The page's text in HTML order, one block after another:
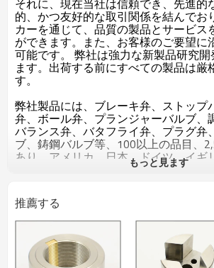
それに、現在当社は信頼でき、先進的
的、かつ友好的な取引関係を結んでお
カーを通じて、品質の製品とサービス
ができます。また、お客様のご要望に
可能です。 弊社は強力な新製品研究開
ます。出荷する前にすべての製品は厳
す。
弊社製品には、ブレーキ弁、ストップ
弁、ボール弁、プランジャーバルブ、
バランス弁、バタフライ弁、プラグ弁
ブ、鋳鋼バルブ等、100以上の品目、
あり、アメリカ、日本、ドイツ、イギ
対応した製品も数多く製造しておりま
主な製品：板金部品、鋳造部品、鍛造
品，銅鋳造部品、アルミ鍛造部品、銅
加工熱処理等。品質方針：良品を作り
る。改善を続け、顧客を満足させる。
加工品図面によって様々な精密部品
もっと見ます
推薦する